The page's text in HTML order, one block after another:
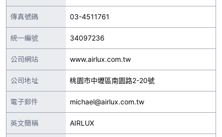
傳真號碼 03-4511761
統一編號 34097236
公司網站 www.airlux.com.tw
公司地址 桃園市中壢區南園路2-20號
電子郵件 michael@airlux.com.tw
英文簡稱 AIRLUX